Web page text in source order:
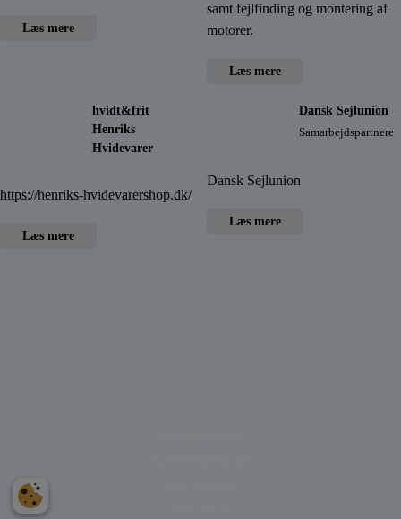
Læs mere
samt fejlfinding og montering af
motorer.
Læs mere
hvidt&frit
Henriks
Hvidevarer
https://henriks-hvidevarershop.dk/
Læs mere
Dansk Sejlunion
Samarbejdspartnere
Dansk Sejlunion
Læs mere